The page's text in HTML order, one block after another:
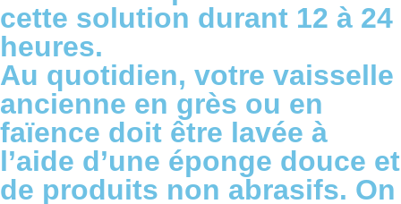
cette solution durant 12 à 24
heures.
Au quotidien, votre vaisselle
ancienne en grès ou en
faïence doit être lavée à
l’aide d’une éponge douce et
de produits non abrasifs. On